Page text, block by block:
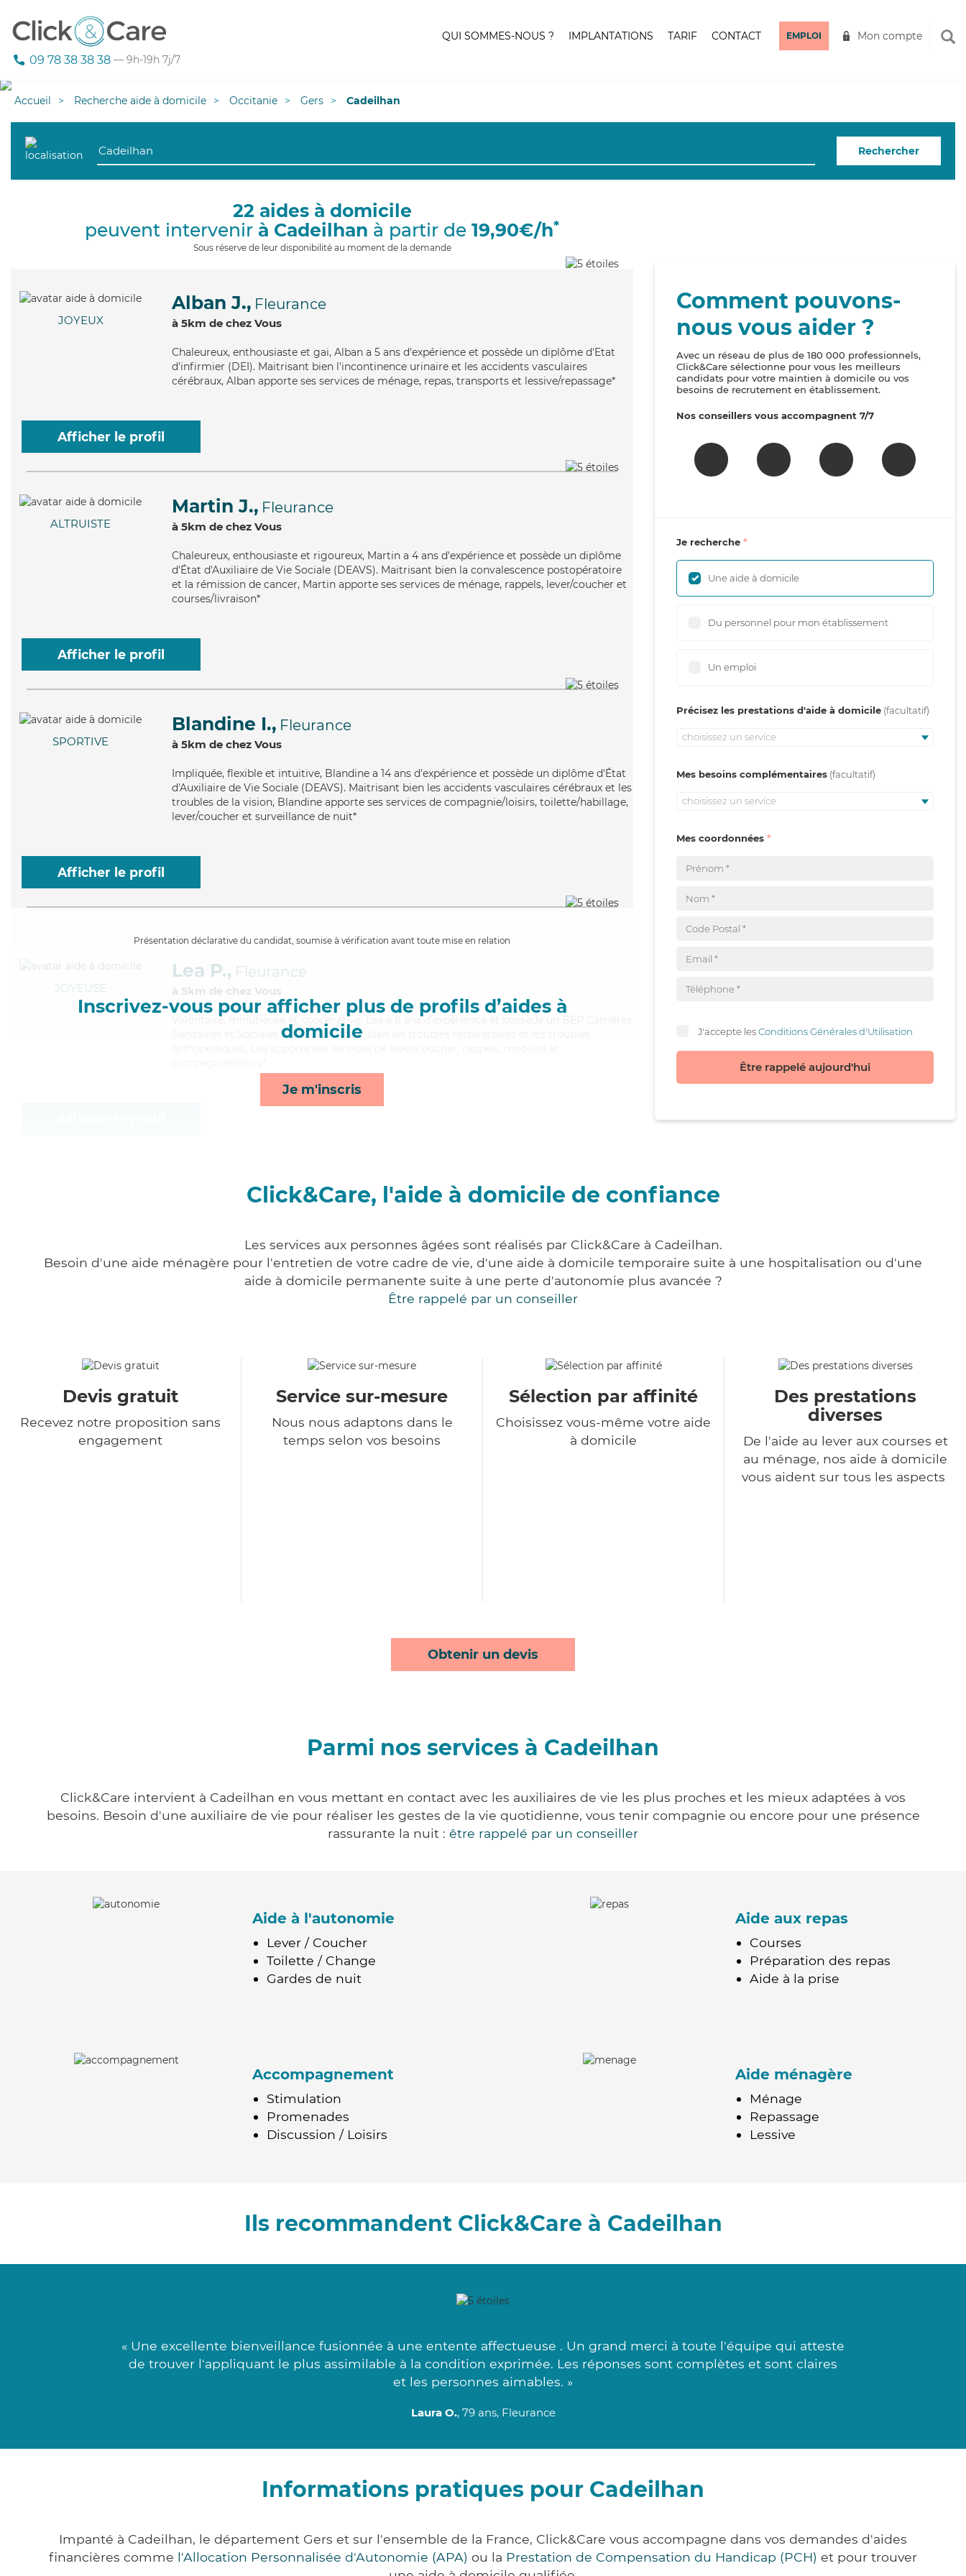
09 78 38 38 38 — 9h-19h 7j/7
QUI SOMMES-NOUS ? IMPLANTATIONS TARIF CONTACT EMPLOI Mon compte
Accueil Recherche aide à domicile Occitanie Gers Cadeilhan
Rechercher
22 aides à domicile
peuvent intervenir à Cadeilhan à partir de 19,90€/h*
Sous réserve de leur disponibilité au moment de la demande
JOYEUX
Alban J., Fleurance
à 5km de chez Vous
Chaleureux, enthousiaste et gai, Alban a 5 ans d'expérience et possède un diplôme d'Etat
d'infirmier (DEI). Maitrisant bien l'incontinence urinaire et les accidents vasculaires
cérébraux, Alban apporte ses services de ménage, repas, transports et lessive/repassage*
Afficher le profil
ALTRUISTE
Martin J., Fleurance
à 5km de chez Vous
Chaleureux, enthousiaste et rigoureux, Martin a 4 ans d'expérience et possède un diplôme
d'État d'Auxiliaire de Vie Sociale (DEAVS). Maitrisant bien la convalescence postopératoire
et la rémission de cancer, Martin apporte ses services de ménage, rappels, lever/coucher et
courses/livraison*
Afficher le profil
SPORTIVE
Blandine I., Fleurance
à 5km de chez Vous
Impliquée, flexible et intuitive, Blandine a 14 ans d'expérience et possède un diplôme d'État
d'Auxiliaire de Vie Sociale (DEAVS). Maitrisant bien les accidents vasculaires cérébraux et les
troubles de la vision, Blandine apporte ses services de compagnie/loisirs, toilette/habillage,
lever/coucher et surveillance de nuit*
Afficher le profil
Présentation déclarative du candidat, soumise à vérification avant toute mise en relation
Inscrivez-vous pour afficher plus de profils d’aides à
domicile
Je m'inscris
JOYEUSE
Lea P., Fleurance
à 5km de chez Vous
Volontaire
, minutieuse et coopérative, Lea a 6 ans d'expérience et possède un BEP Carrières
Sanitaires et Sociales (CSS). Maitrisant bien les troubles respiratoires et les troubles
Comment pouvons-
nous vous aider ?
Avec un réseau de plus de 180 000 professionnels,
Click&Care sélectionne pour vous les meilleurs
candidats pour votre maintien à domicile ou vos
besoins de recrutement en établissement.
Nos conseillers vous accompagnent 7/7
Je recherche
Une aide à domicile
Du personnel pour mon établissement
Un emploi
Précisez les prestations d'aide à domicile
choisissez un service
Mes besoins complémentaires
choisissez un service
Mes coordonnées
J'accepte lesConditions Générales d'Utilisation
Être rappelé aujourd'hui
Click&Care, l'aide à domicile de confiance
Les services aux personnes âgées sont réalisés par Click&Care à Cadeilhan.
Besoin d'une aide ménagère pour l'entretien de votre cadre de vie, d'une aide à domicile temporaire suite à une hospitalisation ou d'une
aide à domicile permanente suite à une perte d'autonomie plus avancée ?
Être rappelé par un conseiller
Devis gratuit
Recevez notre proposition sans
engagement
Service sur-mesure
Nous nous adaptons dans le
temps selon vos besoins
Sélection par affinité
Choisissez vous-même votre aide
à domicile
Des prestations
diverses
De l'aide au lever aux courses et
au ménage, nos aide à domicile
vous aident sur tous les aspects
Obtenir un devis
Parmi nos services à Cadeilhan
Click&Care intervient à Cadeilhan en vous mettant en contact avec les auxiliaires de vie les plus proches et les mieux adaptées à vos
besoins. Besoin d'une auxiliaire de vie pour réaliser les gestes de la vie quotidienne, vous tenir compagnie ou encore pour une présence
rassurante la nuit : être rappelé par un conseiller
Aide à l'autonomie
Lever / Coucher
Toilette / Change
Gardes de nuit
Aide aux repas
Courses
Préparation des repas
Aide à la prise
Accompagnement
Stimulation
Promenades
Discussion / Loisirs
Aide ménagère
Ménage
Repassage
Lessive
Ils recommandent Click&Care à Cadeilhan
« Une excellente bienveillance fusionnée à une entente affectueuse . Un grand merci à toute l'équipe qui atteste
de trouver l'appliquant le plus assimilable à la condition exprimée. Les réponses sont complètes et sont claires
et les personnes aimables. »
Laura O., 79 ans, Fleurance
Informations pratiques pour Cadeilhan
Impanté à Cadeilhan, le département Gers et sur l'ensemble de la France, Click&Care vous accompagne dans vos demandes d'aides
financières comme l'Allocation Personnalisée d'Autonomie (APA) ou la Prestation de Compensation du Handicap (PCH) et pour trouver